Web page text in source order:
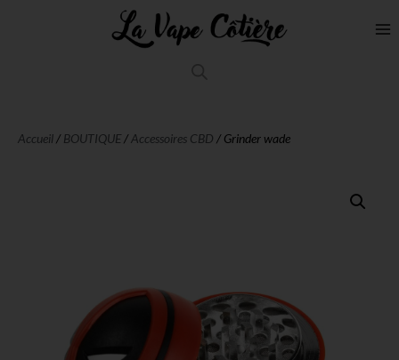
Accueil/ BOUTIQUE/Accessoires CBD / Grinder wade